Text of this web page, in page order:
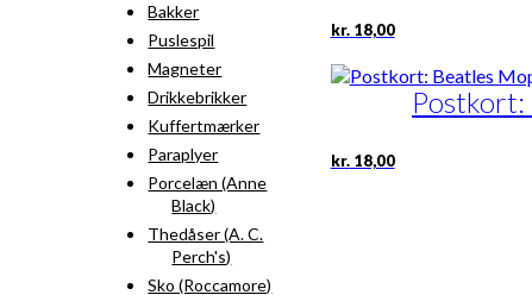
kr.18,00
Postkort:
kr.18,00
Bakker
Puslespil
Magneter
Drikkebrikker
Kuffertmærker
Paraplyer
Porcelæn (Anne
Black)
Thedåser (A. C.
Perch's)
Sko (Roccamore)